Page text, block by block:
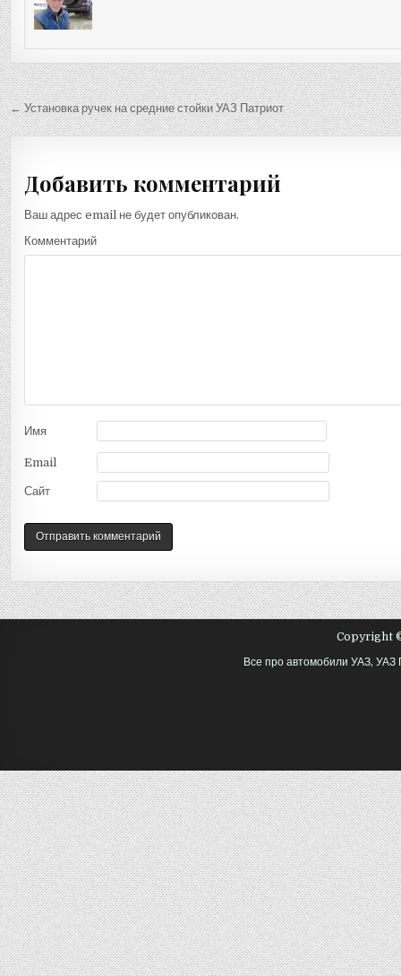
Навигация
по
записям
← Установка ручек на средние стойки УАЗ Патриот
Добавить комментарий
Ваш адрес email не будет опубликован.
Комментарий
Имя
Email
Сайт
Copyright
Все про автомобили УАЗ, УАЗ